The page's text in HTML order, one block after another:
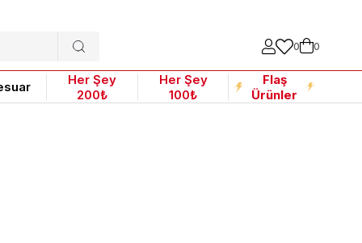
0 0
Her Şey
200₺
Her Şey
100₺
Flaş
Ürünler